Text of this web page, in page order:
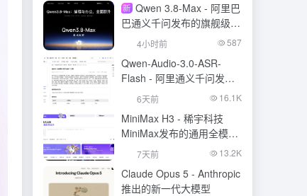
新 Qwen 3.8-Max - 阿里巴
巴通义千问发布的旗舰级大
模型4小时前 587
Qwen-Audio-3.0-ASR-
Flash - 阿里通义千问发布
的语音识别大模型
6天前 16.1K
MiniMax H3 - 稀宇科技
MiniMax发布的通用全模态
生成模型
7天前 13.2K
Claude Opus 5 - Anthropic
推出的新一代大模型